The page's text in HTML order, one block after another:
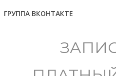
ГРУППА ВКОНТАКТЕ